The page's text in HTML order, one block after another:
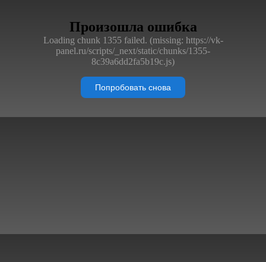
Произошла ошибка
Loading chunk 1355 failed. (missing: https://vk-
panel.ru/scripts/_next/static/chunks/1355-
8c39a6dd2fa5b19c.js)
Попробовать снова